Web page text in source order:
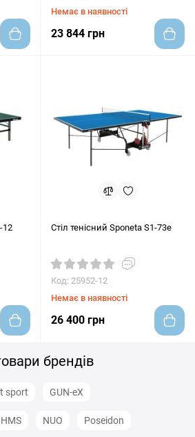
Немає в наявності
23 844 грн
12 Стіл тенісний Sponeta S1-73e
Код: 25952-12
Немає в наявності
26 400 грн
брендів
sport GUN-eX
HMS NUO Poseidon